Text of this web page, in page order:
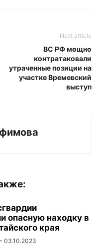
Next article
ВС РФ мощно
контратаковали
утраченные позиции на
участке Времевский
выступ
опасную находку в
края
- 03.10.2023